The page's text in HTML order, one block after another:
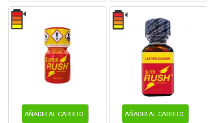
AÑADIR AL CARRITO AÑADIR AL CARRITO